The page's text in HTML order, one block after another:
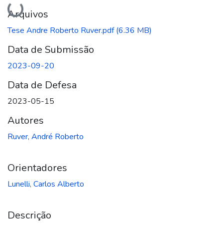
Carregando...
Arquivos
Tese Andre Roberto Ruver.pdf(6.36 MB)
Data de Submissão
2023-09-20
Data de Defesa
2023-05-15
Autores
Ruver, André Roberto
Orientadores
Lunelli, Carlos Alberto
Descrição